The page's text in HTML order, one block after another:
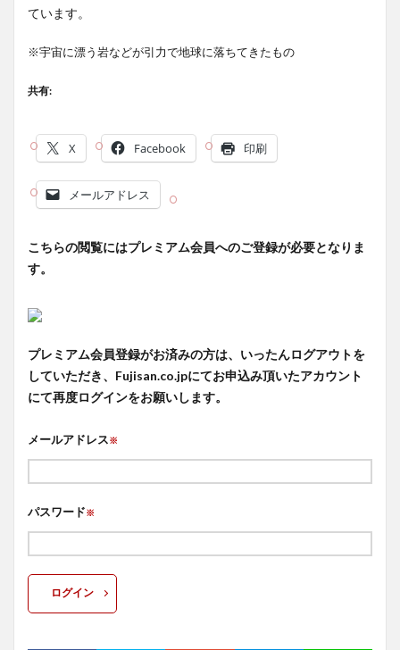
ています。
※宇宙に漂う岩などが引力で地球に落ちてきたもの
共有:
X Facebook 印刷
メールアドレス
こちらの閲覧にはプレミアム会員へのご登録が必要となりま
す。
プレミアム会員登録がお済みの方は、いったんログアウトを
していただき、Fujisan.co.jpにてお申込み頂いたアカウント
にて再度ログインをお願いします。
メールアドレス※
パスワード※
ログイン